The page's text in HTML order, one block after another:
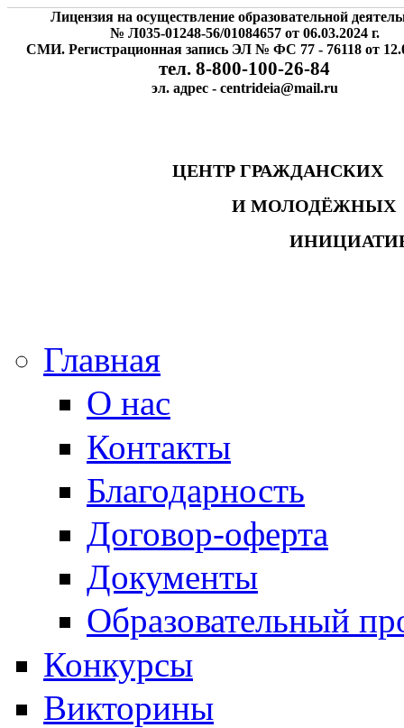
Лицензия на осуществление образовательной
№ Л035-01248-56/01084657 от 06.03.2024 г.
СМИ. Регистрационная запись ЭЛ № ФС 77 - 76118 от
тел. 8-800-100-26-84
эл. адрес - centrideia@mail.ru
ЦЕНТР
И
Главная
О нас
Контакты
Благодарность
Договор-оферта
Документы
Образовательный
Конкурсы
Викторины